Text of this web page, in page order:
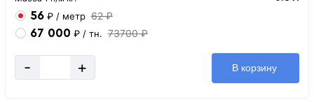
56 ₽ / метр 62 ₽
67 000 ₽ / тн. 73700 ₽
- + В корзину